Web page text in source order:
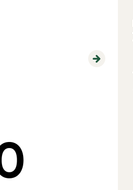
Next